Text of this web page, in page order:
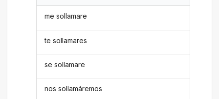
me sollamare
te sollamares
se sollamare
nos sollamáremos